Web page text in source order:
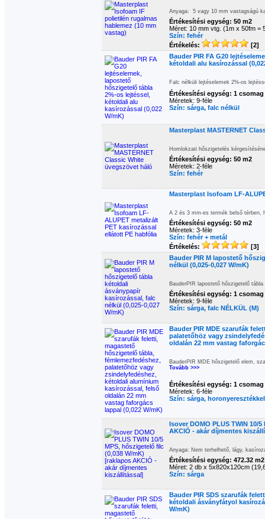
Anyaga: 5 vagy 10 mm vastagságú
Értékesítési egység: 50 m2
Méret: 10 mm vtg. (1m x 50fm =
Szín: fehér
Értékelés:
[2]
Bauder PIR FA G20
kétoldali alu kasírozással
Falc nélküli lejtéselemek 2%-os
Értékesítési egység: 1 csomag
Méretek: 9-féle
Szín: sárga, falc nélkül
Masterplast MASTERNET
Homlokzati hőszigetelés
Értékesítési egység: 50 m2
Méretek: 2-féle
Szín: fehér
Masterplast Isofoam LF-
A 2 és 3 mm-es termék belső
Értékesítési egység: 50 m2
Méretek: 3-féle
Szín: fehér + metál
Értékelés:
[3]
Bauder PIR M lapostető
nélkül (0,025-0,027 W/mK)
BauderPIR lapostető hőszigetelő
Értékesítési egység: 1 csomag
Méretek: 9-féle
Szín: sárga, falc NÉLKÜL (M)
Bauder PIR MDE szarufák
palatetőhöz vagy
oldalán 22 mm vastag
BauderPIR MDE hőszigetelő elem,
Tovább >>>
Értékesítési egység: 1 csomag
Méretek: 6-féle
Szín: sárga, horonyeresztékkel
Isover DOMO PLUS TWIN 10/
AKCIÓ - akár díjmentes
Anyaga: Nem terhelhető, lágy,
Értékesítési egység: 472.32 m2
Méret: 2 db x 5x820x120cm
Szín: sárga
Bauder PIR SDS szarufák
kétoldali ásványfátyol
W/mK)